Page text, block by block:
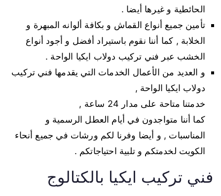
الحائطية و غيرها أيضا .
تأمين جميع أنواع القماش و بكافة ألوانه المبهرة و
الخلابة , كما أننا نقوم باستيراد أفضل و أجود أنواع
الخشب عبر فني تركيب دولاب ايكيا الواحة .
و العديد من الأعمال الخدمات التي يقدمها فني تركيب
دولاب ايكيا الواحة ,
خدمتنا متاحة على مدار 24 ساعة ,
كما أننا متواجدون في أيام العطل الرسمية و
المناسبات , و أيضا وفرنا لكم ورشات في جميع أنحاء
الكويت لخدمتكم و تلبية احتياجاتكم .
فني تركيب ايكيا بالكتالوج